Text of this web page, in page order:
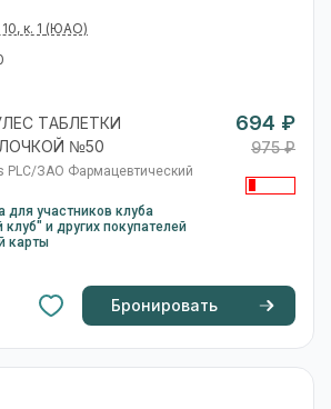
к. 1 (ЮАО)
ТАБЛЕТКИ
№50
PLC/ЗАО Фармацевтический
для участников клуба
и других покупателей
карты
694 ₽
975 ₽
Бронировать